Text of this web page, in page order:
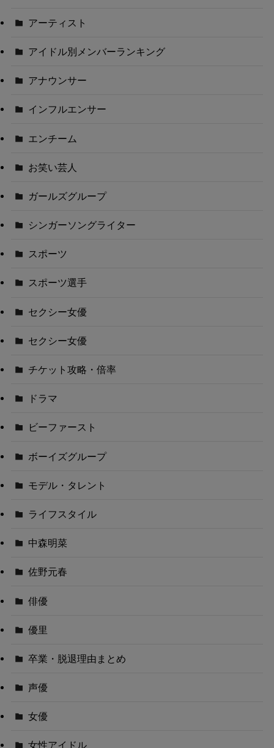
アーティスト
アイドル別メンバーランキング
アナウンサー
インフルエンサー
エンチーム
お笑い芸人
ガールズグループ
シンガーソングライター
スポーツ
スポーツ選手
セクシー女優
セクシー女優
チケット攻略・倍率
ドラマ
ビーファースト
ボーイズグループ
モデル・タレント
ライフスタイル
中森明菜
佐野元春
俳優
優里
卒業・脱退理由まとめ
声優
女優
女性アイドル